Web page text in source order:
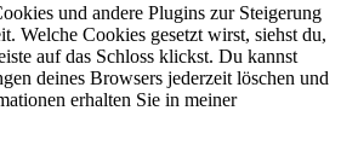
und andere Plugins zur Steigerung
Welche Cookies gesetzt wirst, siehst du,
auf das Schloss klickst. Du kannst
deines Browsers jederzeit löschen und
erhalten Sie in meiner